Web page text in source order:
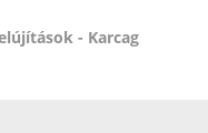
- Karcag